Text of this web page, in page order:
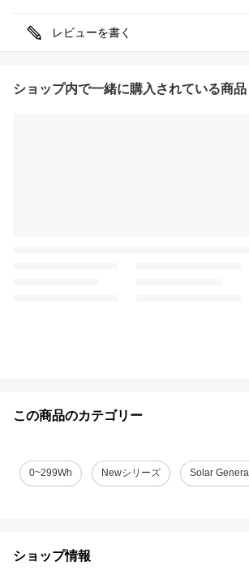
レビューを書く
ショップ内で一緒に購入されている商品
この商品のカテゴリー
0~299Wh Newシリーズ Solar
ショップ情報